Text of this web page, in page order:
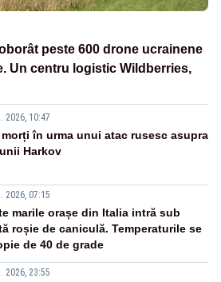
peste 600 drone ucrainene
Un centru logistic Wildberries,
2026, 10:47
morți în urma unui atac rusesc asupra
Harkov
2026, 07:15
marile orașe din Italia intră sub
roșie de caniculă. Temperaturile se
de 40 de grade
2026, 23:55